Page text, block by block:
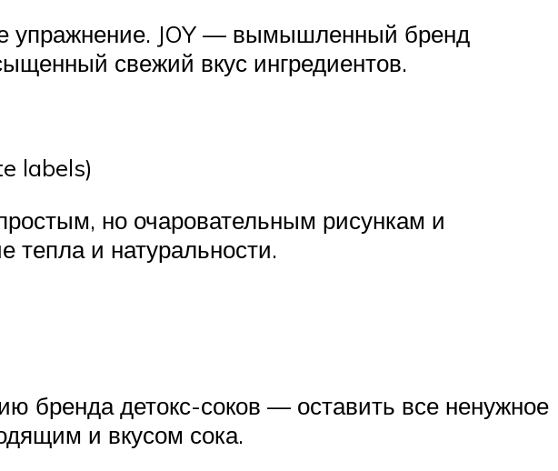
упражнение. JOY — вымышленный бренд
свежий вкус ингредиентов.
labels)
но очаровательным рисункам и
и натуральности.
бренда детокс-соков — оставить все ненужное
и вкусом сока.